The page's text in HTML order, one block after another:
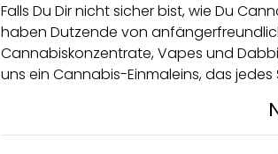
Falls Du Dir nicht sicher bist, wie Du
haben Dutzende von
Cannabiskonzentrate, Vapes und
uns ein Cannabis-Einmaleins, das